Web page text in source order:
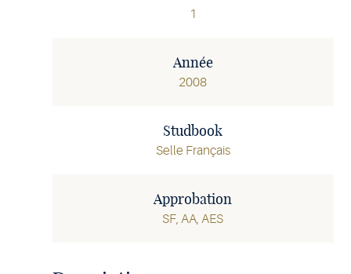
1
Année
2008
Studbook
Selle Français
Approbation
SF, AA, AES